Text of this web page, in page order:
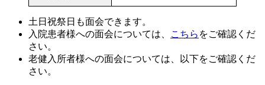
土日祝祭日も面会できます。
入院患者様への面会については、
こちら をご確認くだ
さい。
老健入所者様への面会については、以下をご確認くだ
さい。